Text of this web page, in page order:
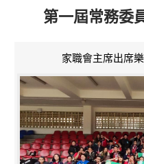
第一屆常務
家職會主席出席